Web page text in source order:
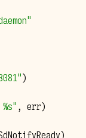
)
, err)